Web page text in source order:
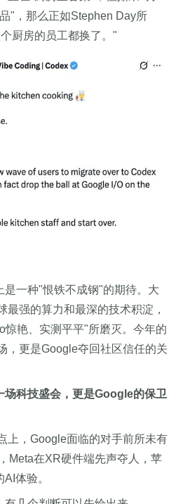
"，那么正如Stephen Day所
厨房的员工都换了。"
是一种"恨铁不成钢"的期待。大
最强的算力和最深的技术积淀，
惊艳、实测平平"所磨灭。今年的
，更是Google夺回社区信任的关
场科技盛会，更是Google的保卫
上，Google面临的对手前所未有
Meta在XR硬件端先声夺人，苹
体验。